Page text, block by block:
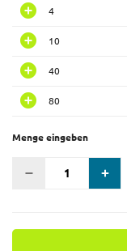
4
10
40
80
Menge eingeben